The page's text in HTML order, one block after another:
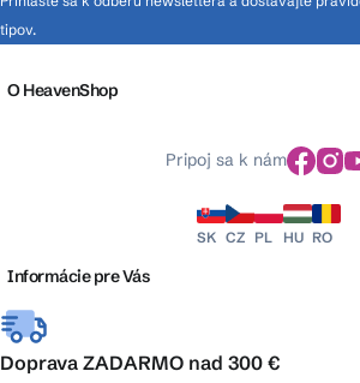
tipov.
O HeavenShop
Pripoj sa k nám
SK CZ PL HU RO
Informácie pre Vás
Doprava ZADARMO nad 300 €